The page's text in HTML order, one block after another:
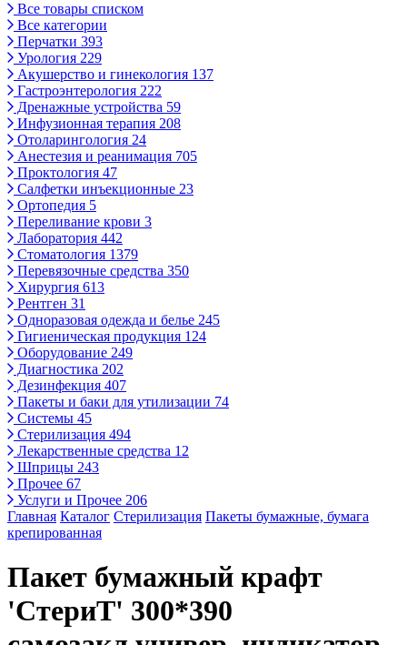
Все товары списком
Все категории
Перчатки 393
Урология 229
Акушерство и гинекология 137
Гастроэнтерология 222
Дренажные устройства 59
Инфузионная терапия 208
Отоларингология 24
Анестезия и реанимация 705
Проктология 47
Салфетки инъекционные 23
Ортопедия 5
Переливание крови 3
Лаборатория 442
Стоматология 1379
Перевязочные средства 350
Хирургия 613
Рентген 31
Одноразовая одежда и белье 245
Гигиеническая продукция 124
Оборудование 249
Диагностика 202
Дезинфекция 407
Пакеты и баки для утилизации 74
Системы 45
Стерилизация 494
Лекарственные средства 12
Шприцы 243
Прочее 67
Услуги и Прочее 206
Главная Каталог Стерилизация Пакеты бумажные, бумага
крепированная
Пакет бумажный крафт
'СтериТ' 300*390